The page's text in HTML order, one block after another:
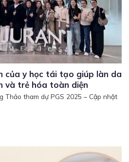
của y học tái tạo giúp làn da
và trẻ hóa toàn diện
Thảo tham dự PGS 2025 – Cập nhật